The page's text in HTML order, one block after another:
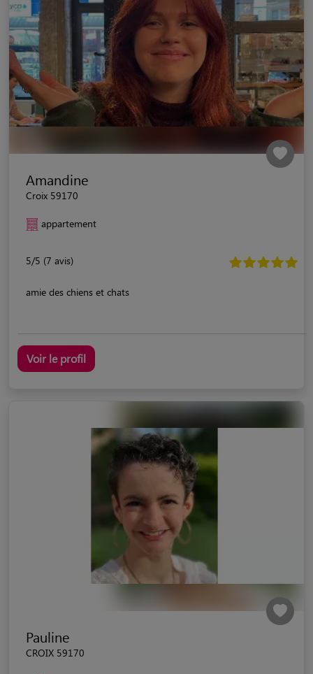
Amandine
Croix 59170
appartement
5/5 (7 avis)
amie des chiens et chats
Voir le profil
Pauline
CROIX 59170